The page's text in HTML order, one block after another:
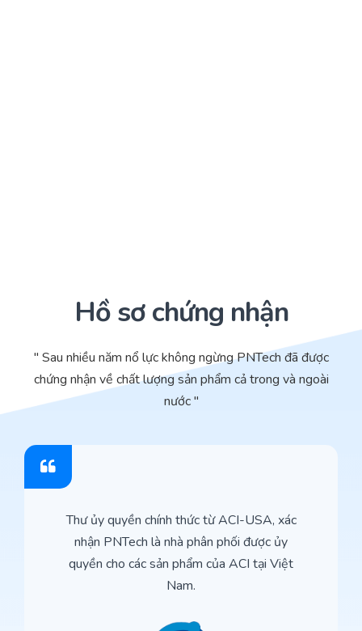
Hồ sơ chứng nhận
" Sau nhiều năm nổ lực không ngừng PNTech đã được
chứng nhận về chất lượng sản phẩm cả trong và ngoài
nước "
Thư ủy quyền chính thức từ ACI-USA, xác
nhận PNTech là nhà phân phối được ủy
quyền cho các sản phẩm của ACI tại Việt
Nam.